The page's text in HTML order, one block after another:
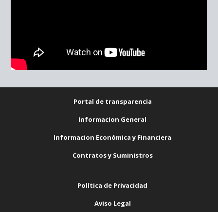
Portal de transparencia
Informacion General
Informacion Económica y Financiera
Contratos y Suministros
Política de Privacidad
Aviso Legal